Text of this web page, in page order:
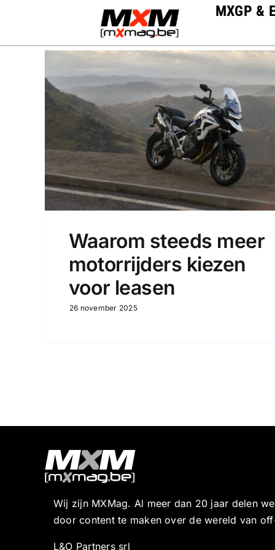
MXGP &
Waarom steeds meer
motorrijders kiezen
voor leasen
26 november 2025
Wij zijn MXMag. Al meer dan 20 jaar delen
door content te maken over de wereld van
L&O Partners srl